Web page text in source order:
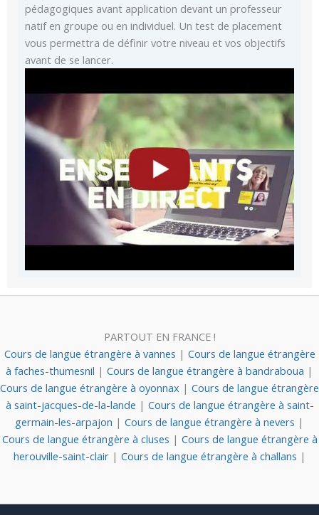
pédagogiques avant application devant un professeur
natif en groupe ou en individuel. Un test de placement
vous permettra de définir votre niveau et vos objectifs
avant de se lancer.
PARTOUT EN FRANCE !
Cours de langue étrangère à vannes | Cours de langue étrangère
à faches-thumesnil | Cours de langue étrangère à bandraboua |
Cours de langue étrangère à oyonnax | Cours de langue étrangère
à saint-jacques-de-la-lande | Cours de langue étrangère à saint-
germain-les-arpajon | Cours de langue étrangère à nevers |
Cours de langue étrangère à cluses | Cours de langue étrangère à
herouville-saint-clair | Cours de langue étrangère à challans |